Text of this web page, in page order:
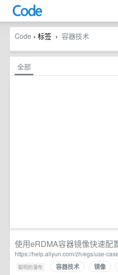
Code › 标签 › 容器技术
全部
使用eRDMA容器镜像快速配
https://help.aliyun.com/zh/egs/use-
聪明的瀑布 · 容器技术 镜像